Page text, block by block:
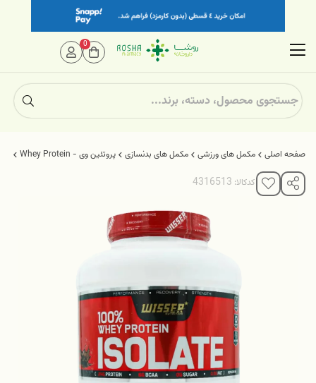
صفحه اصلی مکمل های ورزشی مکمل های بدنسازی پروتئین وی - Whey Protein
کدکالا:
0